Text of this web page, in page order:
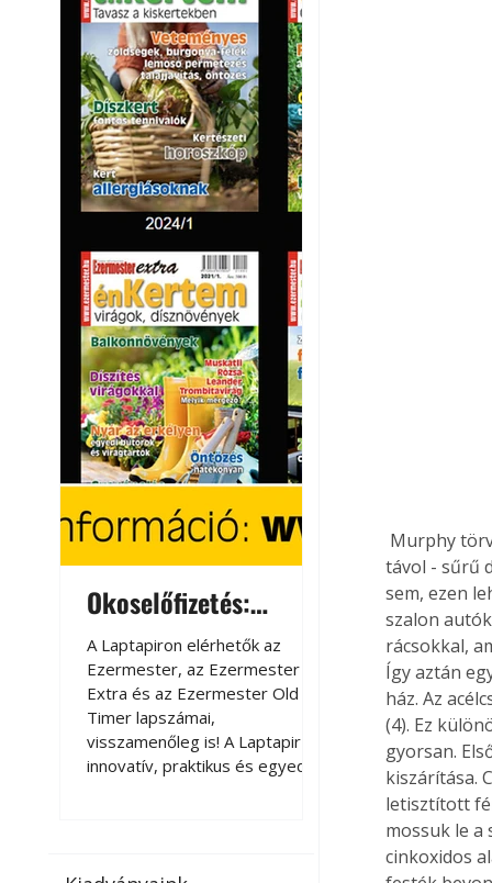
Okoselőfizetés:
Ezermester Extra
A Laptapiron elérhetők az
Ezermester, az Ezermester
Extra és az Ezermester Old
Timer lapszámai,
visszamenőleg is! A Laptapir új,
innovatív, praktikus és egyedi
Okoselőfizetés
A Laptapiron
Ezermester, az
Extra és az
Timer lapszámai,
visszamenőleg is! A
innovatív, praktikus
megoldás a
magazinok digitális
számítógépen,
vagy táblagépen.
távol - sűrű
sem, ezen
szalon
rácsokkal,
Így aztán
ház. Az
(4). Ez
gyorsan.
kiszárítása.
letisztított
mossuk le a
cinkoxidos